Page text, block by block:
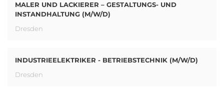
MALER UND LACKIERER – GESTALTUNGS- UND
INSTANDHALTUNG (M/W/D)
Dresden
INDUSTRIEELEKTRIKER - BETRIEBSTECHNIK (M/W/D)
Dresden